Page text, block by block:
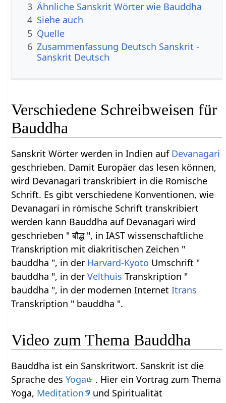
3 Ähnliche Sanskrit Wörter wie Bauddha
4 Siehe auch
5 Quelle
6 Zusammenfassung Deutsch Sanskrit -
Sanskrit Deutsch
Verschiedene Schreibweisen für
Bauddha
Sanskrit Wörter werden in Indien auf Devanagari
geschrieben. Damit Europäer das lesen können,
wird Devanagari transkribiert in die Römische
Schrift. Es gibt verschiedene Konventionen, wie
Devanagari in römische Schrift transkribiert
werden kann Bauddha auf Devanagari wird
geschrieben " बौद्ध ", in IAST wissenschaftliche
Transkription mit diakritischen Zeichen "
bauddha ", in der Harvard-Kyoto Umschrift "
bauddha ", in derVelthuis Transkription "
bauddha ", in der modernen InternetItrans
Transkription " bauddha ".
Video zum Thema Bauddha
Bauddha ist ein Sanskritwort. Sanskrit ist die
Sprache desYoga
. Hier ein Vortrag zum Thema
Yoga, Meditation und Spiritualität